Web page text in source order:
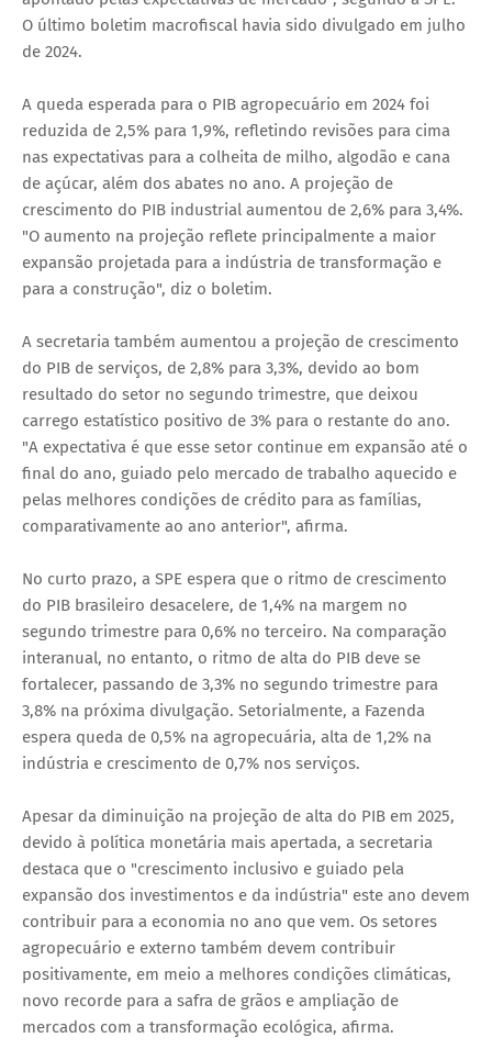
O último boletim macrofiscal havia sido divulgado em julho
de 2024.
A queda esperada para o PIB agropecuário em 2024 foi
reduzida de 2,5% para 1,9%, refletindo revisões para cima
nas expectativas para a colheita de milho, algodão e cana
de açúcar, além dos abates no ano. A projeção de
crescimento do PIB industrial aumentou de 2,6% para 3,4%.
"O aumento na projeção reflete principalmente a maior
expansão projetada para a indústria de transformação e
para a construção", diz o boletim.
A secretaria também aumentou a projeção de crescimento
do PIB de serviços, de 2,8% para 3,3%, devido ao bom
resultado do setor no segundo trimestre, que deixou
carrego estatístico positivo de 3% para o restante do ano.
"A expectativa é que esse setor continue em expansão até o
final do ano, guiado pelo mercado de trabalho aquecido e
pelas melhores condições de crédito para as famílias,
comparativamente ao ano anterior", afirma.
No curto prazo, a SPE espera que o ritmo de crescimento
do PIB brasileiro desacelere, de 1,4% na margem no
segundo trimestre para 0,6% no terceiro. Na comparação
interanual, no entanto, o ritmo de alta do PIB deve se
fortalecer, passando de 3,3% no segundo trimestre para
3,8% na próxima divulgação. Setorialmente, a Fazenda
espera queda de 0,5% na agropecuária, alta de 1,2% na
indústria e crescimento de 0,7% nos serviços.
Apesar da diminuição na projeção de alta do PIB em 2025,
devido à política monetária mais apertada, a secretaria
destaca que o "crescimento inclusivo e guiado pela
expansão dos investimentos e da indústria" este ano devem
contribuir para a economia no ano que vem. Os setores
agropecuário e externo também devem contribuir
positivamente, em meio a melhores condições climáticas,
novo recorde para a safra de grãos e ampliação de
mercados com a transformação ecológica, afirma.